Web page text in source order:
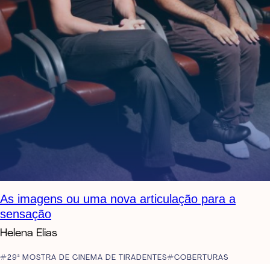
As imagens ou uma nova articulação para a
sensação
Helena Elias
29ª MOSTRA DE CINEMA DE TIRADENTES COBERTURAS